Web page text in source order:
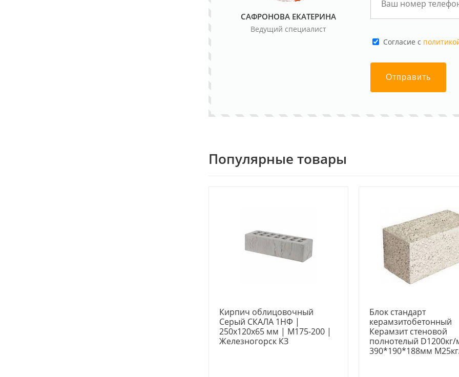
САФРОНОВА ЕКАТЕРИНА
Ведущий специалист
Cогласие с
Отправить
Популярные товары
Кирпич облицовочный
Серый СКАЛА 1НФ |
250х120х65 мм | М175-200 |
Железногорск КЗ
Блок стандарт
керамзитобетонный
Керамзит стеновой
полнотелый
390*190*188мм